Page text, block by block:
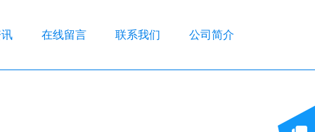
在线留言 联系我们 公司简介